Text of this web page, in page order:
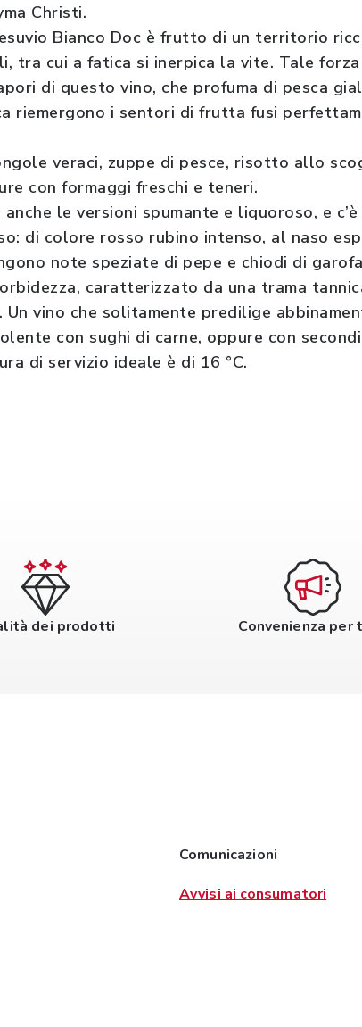
Christi.
Bianco Doc è frutto di un territorio
tra cui a fatica si inerpica la vite. Tale
di questo vino, che profuma di pesca
riemergono i sentori di frutta fusi
veraci, zuppe di pesce, risotto allo
con formaggi freschi e teneri.
le versioni spumante e liquoroso, e
di colore rosso rubino intenso, al naso
note speziate di pepe e chiodi di
caratterizzato da una trama
vino che solitamente predilige
con sughi di carne, oppure con
di servizio ideale è di 16 °C.
dei prodotti Convenienza per
Comunicazioni
Avvisi ai consumatori